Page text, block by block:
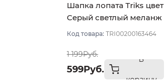
Шапка лопата Triks цвет
Серый светлый меланж
Код товара: TRI00200163464
1 199Руб.
599Руб.
В
корзину